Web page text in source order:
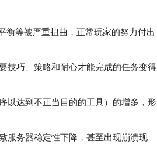
衡等被严重扭曲，正常玩家的努力付出
巧、策略和耐心才能完成的任务变得
达到不正当目的的工具）的增多，形
务器稳定性下降，甚至出现崩溃现